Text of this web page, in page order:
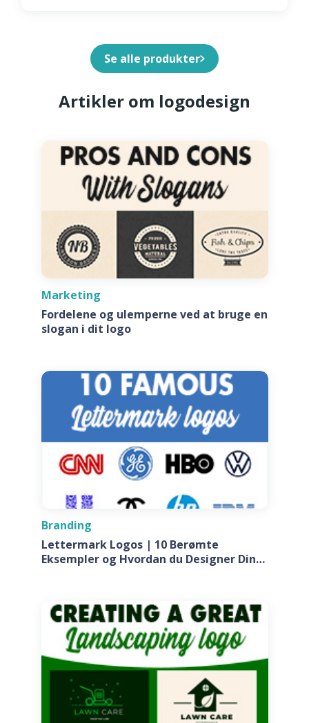
Se alle produkter
Artikler om logodesign
Marketing
Fordelene og ulemperne ved at bruge en
slogan i dit logo
Branding
Lettermark Logos | 10 Berømte
Eksempler og Hvordan du Designer Din